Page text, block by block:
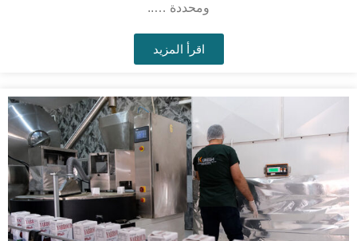
ومحددة …..
اقرأ المزيد